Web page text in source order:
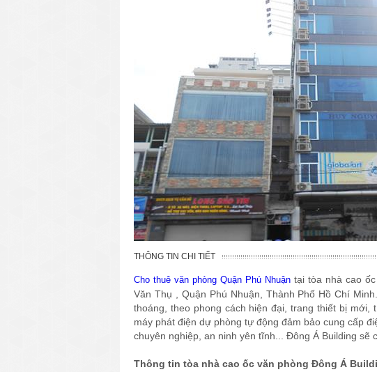
THÔNG TIN CHI TIẾT
Cho thuê văn phòng Quận Phú Nhuận tại tòa nhà cao
Văn Thụ , Quận Phú Nhuận, Thành Phố Hồ Chí
thoáng, theo phong cách hiện đại, trang thiết bị mới,
máy phát điện dự phòng tự động đảm bảo cung cấp
chuyên nghiệp, an ninh yên tĩnh... Đông Á Building sẽ
Thông tin tòa nhà cao ốc văn phòng Đông Á